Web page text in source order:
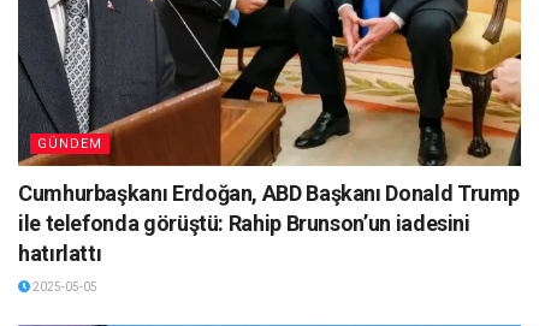
GÜNDEM
Cumhurbaşkanı Erdoğan, ABD Başkanı Donald Trump
ile telefonda görüştü: Rahip Brunson’un iadesini
hatırlattı
2025-05-05